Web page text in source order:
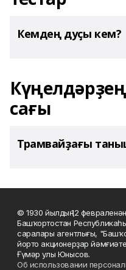
Кемдең дуҫы кем?
сағы
Трамвайҙағы
© 1930 йылдың 12
Башҡортостан
саралары агентлығы,
йорто акционерҙар
Ғүмәр улы Юнысов.
Об использовании